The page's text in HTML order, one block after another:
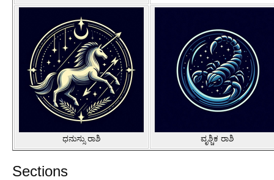
ಧನುಸ್ಸು ರಾಶಿ ವೃಶ್ಚಿಕ ರಾಶಿ
Sections